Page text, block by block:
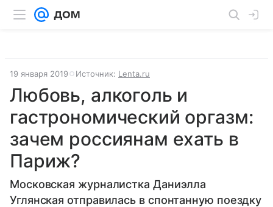
19 января 2019 Источник: Lenta.ru
Любовь, алкоголь и
гастрономический оргазм:
зачем россиянам ехать в
Париж?
Московская журналистка Даниэлла
Углянская отправилась в спонтанную поездку